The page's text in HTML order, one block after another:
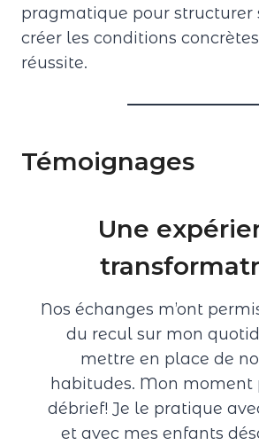
pragmatique pour structurer
créer les conditions
réussite.
Témoignages
Une
Nos échanges m’ont
du recul sur mon
mettre en place de
habitudes. Mon moment
débrief! Je le pratique
et avec mes enfants